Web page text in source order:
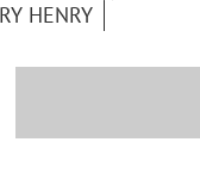
HENRY